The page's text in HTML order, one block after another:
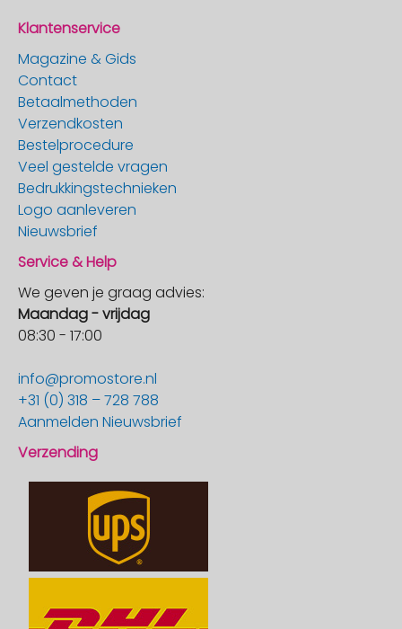
Klantenservice
Magazine & Gids
Contact
Betaalmethoden
Verzendkosten
Bestelprocedure
Veel gestelde vragen
Bedrukkingstechnieken
Logo aanleveren
Nieuwsbrief
Service & Help
We geven je graag advies:
Maandag - vrijdag
08:30 - 17:00
info@promostore.nl
+31 (0) 318 – 728 788
Aanmelden Nieuwsbrief
Verzending